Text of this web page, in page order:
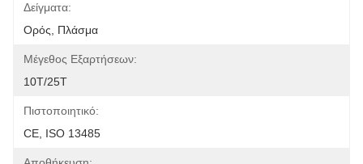
Δείγματα:
Ορός, Πλάσμα
Μέγεθος Εξαρτήσεων:
10T/25T
Πιστοποιητικό:
CE, ISO 13485